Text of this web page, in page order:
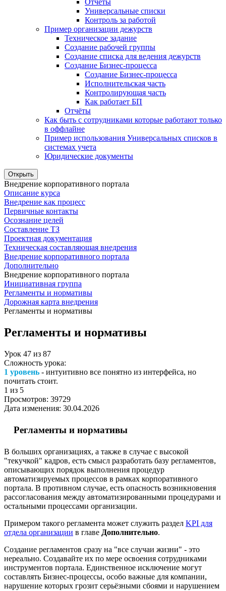
Отчёты
Универсальные списки
Контроль за работой
Пример организации дежурств
Техническое задание
Создание рабочей группы
Создание списка для ведения дежурств
Создание Бизнес-процесса
Создание Бизнес-процесса
Исполнительская часть
Контролирующая часть
Как работает БП
Отчёты
Как быть с сотрудниками которые работают только
в оффлайне
Пример использования Универсальных списков в
системах учета
Юридические документы
Открыть
Внедрение корпоративного портала
Описание курса
Внедрение как процесс
Первичные контакты
Осознание целей
Составление ТЗ
Проектная документация
Техническая составляющая внедрения
Внедрение корпоративного портала
Дополнительно
Внедрение корпоративного портала
Инициативная группа
Регламенты и нормативы
Дорожная карта внедрения
Регламенты и нормативы
Регламенты и нормативы
Урок 47 из 87
Сложность урока:
1 уровень - интуитивно все понятно из интерфейса, но
почитать стоит.
1 из 5
Просмотров: 39729
Дата изменения: 30.04.2026
Регламенты и нормативы
В больших организациях, а также в случае с высокой
"текучкой" кадров, есть смысл разработать базу регламентов,
описывающих порядок выполнения процедур
автоматизируемых процессов в рамках корпоративного
портала. В противном случае, есть опасность возникновения
рассогласования между автоматизированными процедурами и
остальными процессами организации.
Примером такого регламента может служить раздел KPI для
отдела организации в главе Дополнительно.
Создание регламентов сразу на "все случаи жизни" - это
нереально. Создавайте их по мере освоения сотрудниками
инструментов портала. Единственное исключение могут
составлять Бизнес-процессы, особо важные для компании,
нарушение которых грозит серьёзными сбоями и нарушением